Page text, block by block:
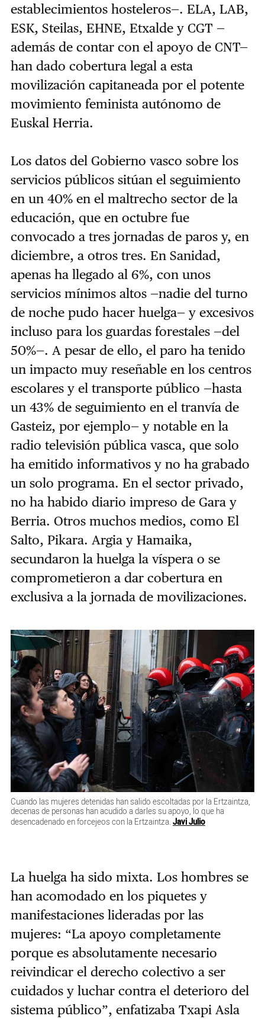
establecimientos hosteleros—. ELA, LAB,
ESK, Steilas, EHNE, Etxalde y CGT —
además de contar con el apoyo de CNT—
han dado cobertura legal a esta
movilización capitaneada por el potente
movimiento feminista autónomo de
Euskal Herria.
Los datos del Gobierno vasco sobre los
servicios públicos sitúan el seguimiento
en un 40% en el maltrecho sector de la
educación, que en octubre fue
convocado a tres jornadas de paros y, en
diciembre, a otros tres. En Sanidad,
apenas ha llegado al 6%, con unos
servicios mínimos altos —nadie del turno
de noche pudo hacer huelga— y excesivos
incluso para los guardas forestales —del
50%—. A pesar de ello, el paro ha tenido
un impacto muy reseñable en los centros
escolares y el transporte público —hasta
un 43% de seguimiento en el tranvía de
Gasteiz, por ejemplo— y notable en la
radio televisión pública vasca, que solo
ha emitido informativos y no ha grabado
un solo programa. En el sector privado,
no ha habido diario impreso de Gara y
Berria. Otros muchos medios, como El
Salto, Pikara. Argia y Hamaika,
secundaron la huelga la víspera o se
comprometieron a dar cobertura en
exclusiva a la jornada de movilizaciones.
Cuando las mujeres detenidas han salido escoltadas por la Ertzaintza,
decenas de personas han acudido a darles su apoyo, lo que ha
desencadenado en forcejeos con la Ertzaintza. Javi Julio
La huelga ha sido mixta. Los hombres se
han acomodado en los piquetes y
manifestaciones lideradas por las
mujeres: “La apoyo completamente
porque es absolutamente necesario
reivindicar el derecho colectivo a ser
cuidados y luchar contra el deterioro del
sistema público”, enfatizaba Txapi Asla